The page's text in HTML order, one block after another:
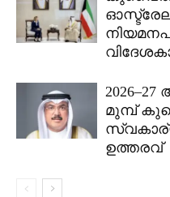
മുമ്പ്
ഉത്തരവ്